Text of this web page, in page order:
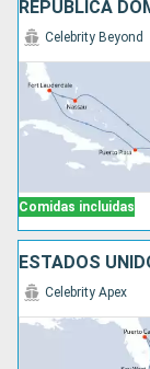
Comidas incluidas
Celebrity Beyond
Celebrity Apex